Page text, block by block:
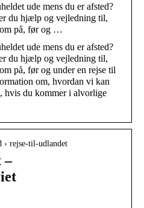
ude mens du er afsted?
du hjælp og vejledning til,
på, før og …
ude mens du er afsted?
du hjælp og vejledning til,
på, før og under en rejse til
om, hvordan vi kan
hvis du kommer i alvorlige
› rejse-til-udlandet
–